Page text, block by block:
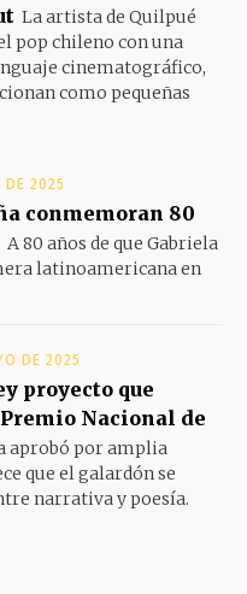
La artista de Quilpué
pop chileno con una
cinematográfico,
como pequeñas
DE 2025
conmemoran 80
A 80 años de que Gabriela
latinoamericana en
DE 2025
proyecto que
Nacional de
aprobó por amplia
que el galardón se
narrativa y poesía.